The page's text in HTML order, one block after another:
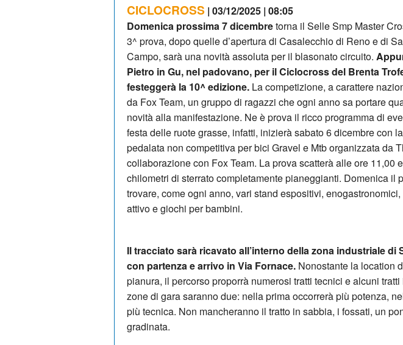
CICLOCROSS | 03/12/2025 | 08:05
Domenica prossima 7 dicembretorna il Selle Smp Master
3^ prova, dopo quelle d’apertura di Casalecchio di Reno e di
Campo, sarà una novità assoluta per il blasonato circuito.
Pietro in Gu, nel padovano, per il Ciclocross del Brenta
festeggerà la 10^ edizione. La competizione, a carattere
da Fox Team, un gruppo di ragazzi che ogni anno sa portare
novità alla manifestazione. Ne è prova il ricco programma di
festa delle ruote grasse, infatti, inizierà sabato 6 dicembre con
pedalata non competitiva per bici Gravel e Mtb organizzata da
collaborazione con Fox Team. La prova scatterà alle ore 11,00
chilometri di sterrato completamente pianeggianti. Domenica il
trovare, come ogni anno, vari stand espositivi,
attivo e giochi per bambini.
Il tracciato sarà ricavato all’interno della zona industriale di
con partenza e arrivo in Via Fornace. Nonostante la location
pianura, il percorso proporrà numerosi tratti tecnici e alcuni
zone di gara saranno due: nella prima occorrerà più potenza,
più tecnica. Non mancheranno il tratto in sabbia, i fossati, un
gradinata.